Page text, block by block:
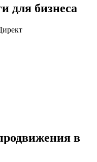
для бизнеса
в